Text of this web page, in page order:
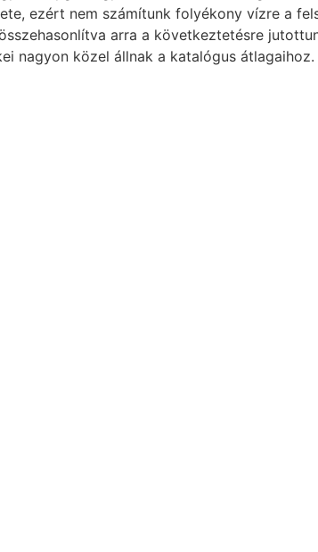
ezért nem számítunk folyékony vízre a
arra a következtetésre
nagyon közel állnak a katalógus